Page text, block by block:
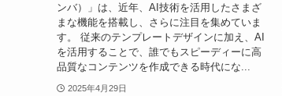
ンバ）」は、近年、AI技術を活用したさまざ
まな機能を搭載し、さらに注目を集めていま
す。 従来のテンプレートデザインに加え、AI
を活用することで、誰でもスピーディーに高
品質なコンテンツを作成できる時代にな...
2025年4月29日